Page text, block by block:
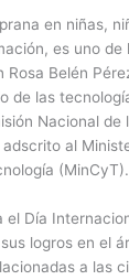
en niñas,
es uno de
Belén
de las
Nacional de
al
(MinCyT).
el Día
logros en el
a las